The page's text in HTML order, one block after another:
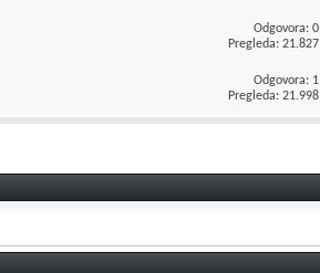
Odgovora: 0
Pregleda: 21.827
Odgovora: 1
Pregleda: 21.998